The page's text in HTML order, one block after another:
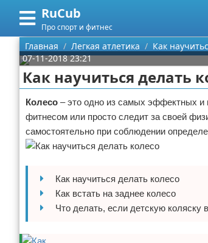
RuCub
Про спорт и фитнес
Меню
Главная
Категории
Аэробика
Разное про спорт
Баскетбол
Бодибилдинг
Конный спорт
Экстримальный спорт
Поиск
О проекте
Контакты
Сотрудничество
Размещение рекламы
Для правообладателей
Главная Легкая атлетика
Как
07-11-2018 23:21
Как научиться делать
Колесо – это одно из самых эффектных и
фитнесом или просто следит за своей
самостоятельно при соблюдении
Как научиться делать колесо
Как встать на заднее колесо
Что делать, если детскую коляску